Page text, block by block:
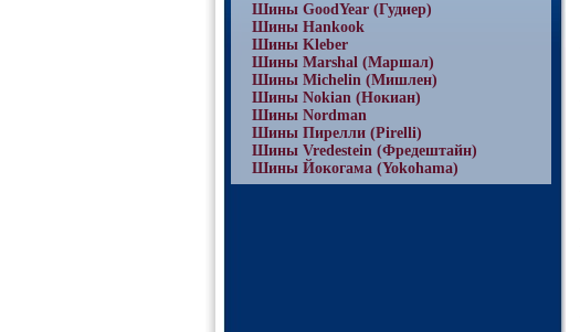
Шины GoodYear (Гудиер)
Шины Hankook
Шины Kleber
Шины Marshal (Маршал)
Шины Michelin (Мишлен)
Шины Nokian (Нокиан)
Шины Nordman
Шины Пирелли (Pirelli)
Шины Vredestein (Фредештайн)
Шины Йокогама (Yokohama)